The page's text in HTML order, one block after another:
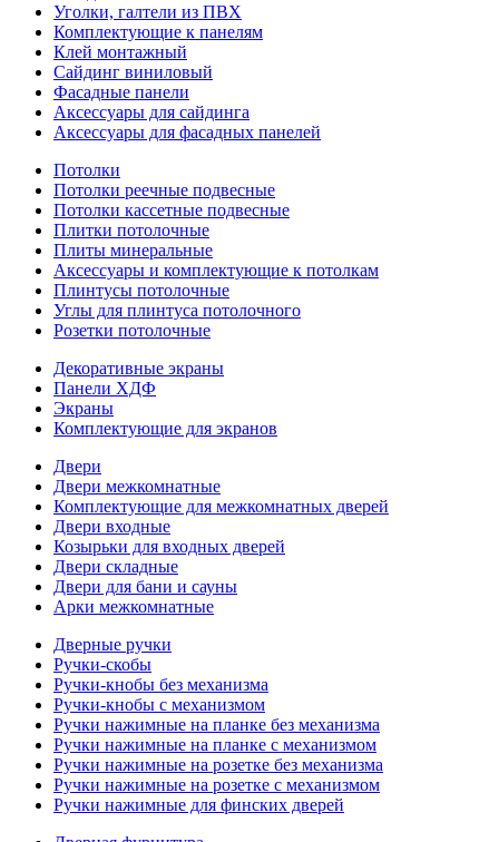
Уголки, галтели из ПВХ
Комплектующие к панелям
Клей монтажный
Сайдинг виниловый
Фасадные панели
Аксессуары для сайдинга
Аксессуары для фасадных панелей
Потолки
Потолки реечные подвесные
Потолки кассетные подвесные
Плитки потолочные
Плиты минеральные
Аксессуары и комплектующие к потолкам
Плинтусы потолочные
Углы для плинтуса потолочного
Розетки потолочные
Декоративные экраны
Панели ХДФ
Экраны
Комплектующие для экранов
Двери
Двери межкомнатные
Комплектующие для межкомнатных дверей
Двери входные
Козырьки для входных дверей
Двери складные
Двери для бани и сауны
Арки межкомнатные
Дверные ручки
Ручки-скобы
Ручки-кнобы без механизма
Ручки-кнобы с механизмом
Ручки нажимные на планке без механизма
Ручки нажимные на планке с механизмом
Ручки нажимные на розетке без механизма
Ручки нажимные на розетке с механизмом
Ручки нажимные для финских дверей